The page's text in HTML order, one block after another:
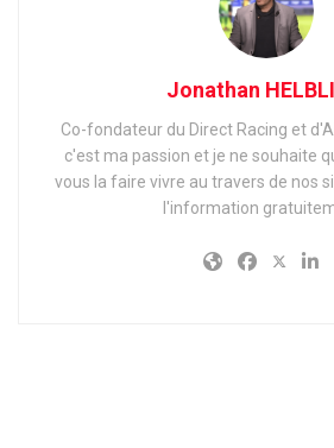
Jonathan
Co-fondateur du Direct Racing et
c'est ma passion et je ne souhaite
vous la faire vivre au travers de nos
l'information